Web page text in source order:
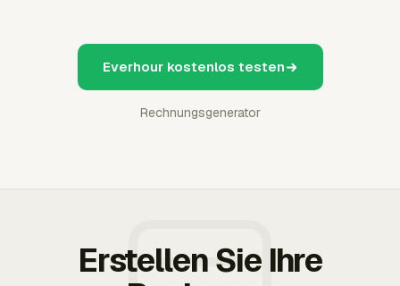
Everhour kostenlos testen
Rechnungsgenerator
Erstellen Sie Ihre